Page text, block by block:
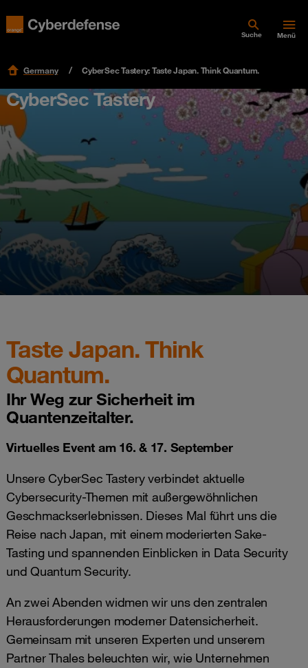
Suche Menü
Germany CyberSec Tastery: Taste Japan. Think Quantum.
CyberSec Tastery
Taste Japan. Think
Quantum.
Ihr Weg zur Sicherheit im
Quantenzeitalter.
Virtuelles Event am 16. & 17. September
Unsere CyberSec Tastery verbindet aktuelle
Cybersecurity-Themen mit außergewöhnlichen
Geschmackserlebnissen. Dieses Mal führt uns die
Reise nach Japan, mit einem moderierten Sake-
Tasting und spannenden Einblicken in Data Security
und Quantum Security.
An zwei Abenden widmen wir uns den zentralen
Herausforderungen moderner Datensicherheit.
Gemeinsam mit unseren Experten und unserem
Partner Thales beleuchten wir, wie Unternehmen